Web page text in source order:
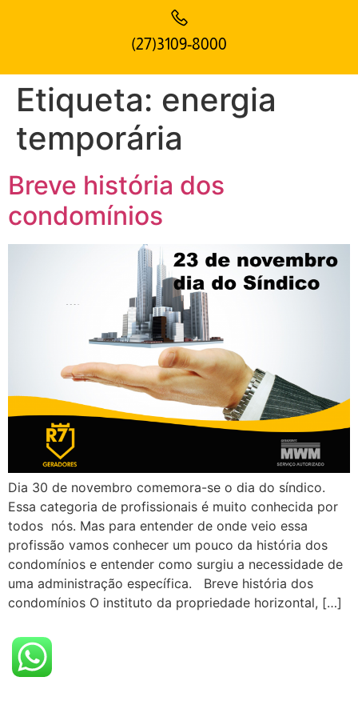
(27)3109-8000
Etiqueta: energia
temporária
Breve história dos
condomínios
Dia 30 de novembro comemora-se o dia do síndico.
Essa categoria de profissionais é muito conhecida por
todos nós. Mas para entender de onde veio essa
profissão vamos conhecer um pouco da história dos
condomínios e entender como surgiu a necessidade de
uma administração específica. Breve história dos
condomínios O instituto da propriedade horizontal, […]